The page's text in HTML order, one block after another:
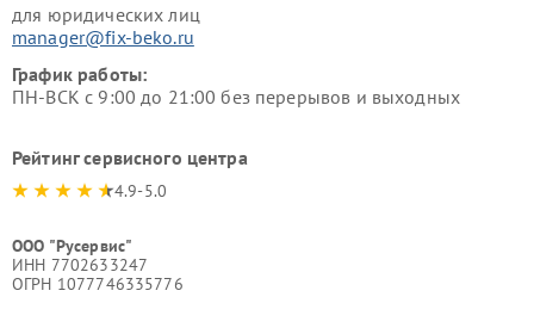
для юридических лиц
manager@fix-beko.ru
График работы:
ПН-ВСК с 9:00 до 21:00 без перерывов и выходных
Рейтинг сервисного центра
4.9-5.0
ООО "Русервис"
ИНН 7702633247
ОГРН 1077746335776